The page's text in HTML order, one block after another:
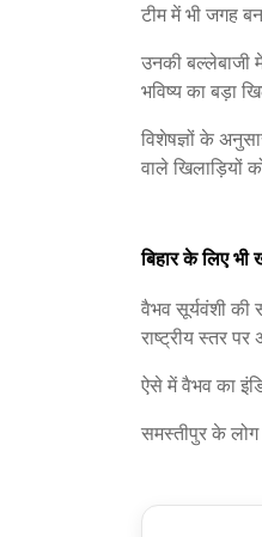
टीम में भी जगह
उनकी बल्लेबाजी
भविष्य का बड़ा
विशेषज्ञों के
वाले खिलाड़ियों
बिहार के लिए भी
वैभव सूर्यवंशी की
राष्ट्रीय स्तर
ऐसे में वैभव का
समस्तीपुर के लोग